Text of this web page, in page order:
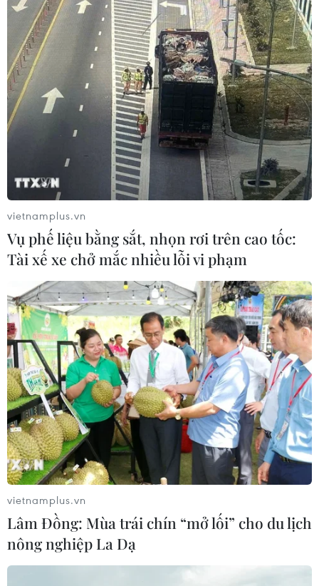
vietnamplus.vn
Vụ phế liệu bằng sắt, nhọn rơi trên cao tốc:
Tài xế xe chở mắc nhiều lỗi vi phạm
vietnamplus.vn
Lâm Đồng: Mùa trái chín “mở lối” cho du lịch
nông nghiệp La Dạ